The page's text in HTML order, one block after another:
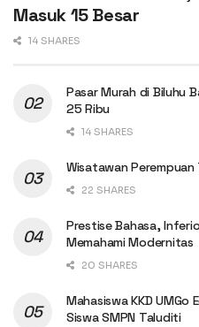
Masuk 15 Besar
14 SHARES
Pasar Murah di Biluhu
25 Ribu
14 SHARES
Wisatawan
22 SHARES
Prestise Bahasa,
Memahami Modernitas
20 SHARES
Mahasiswa KKD UMGo
Siswa SMPN Taluditi